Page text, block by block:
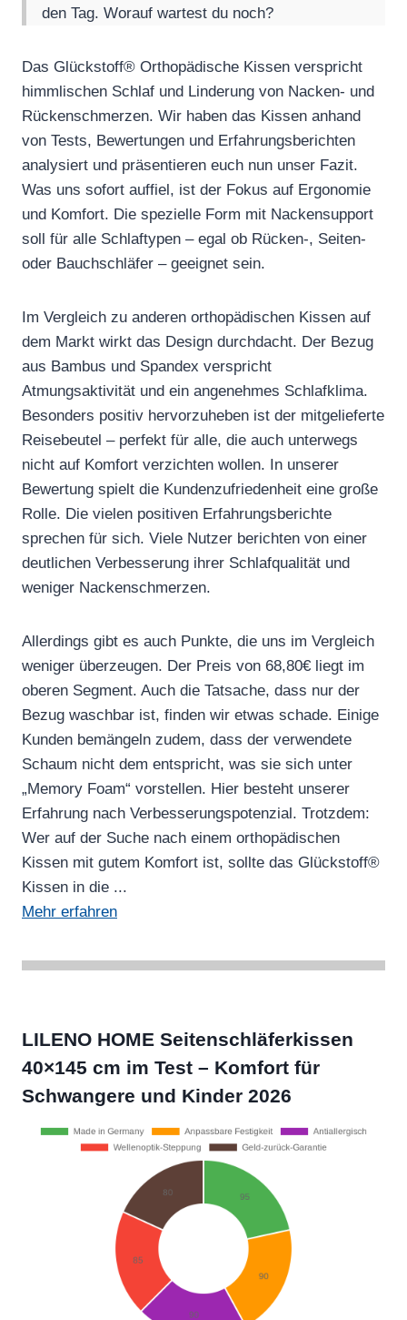
den Tag. Worauf wartest du noch?
Das Glückstoff® Orthopädische Kissen verspricht
himmlischen Schlaf und Linderung von Nacken- und
Rückenschmerzen. Wir haben das Kissen anhand
von Tests, Bewertungen und Erfahrungsberichten
analysiert und präsentieren euch nun unser Fazit.
Was uns sofort auffiel, ist der Fokus auf Ergonomie
und Komfort. Die spezielle Form mit Nackensupport
soll für alle Schlaftypen – egal ob Rücken-, Seiten-
oder Bauchschläfer – geeignet sein.
Im Vergleich zu anderen orthopädischen Kissen auf
dem Markt wirkt das Design durchdacht. Der Bezug
aus Bambus und Spandex verspricht
Atmungsaktivität und ein angenehmes Schlafklima.
Besonders positiv hervorzuheben ist der mitgelieferte
Reisebeutel – perfekt für alle, die auch unterwegs
nicht auf Komfort verzichten wollen. In unserer
Bewertung spielt die Kundenzufriedenheit eine große
Rolle. Die vielen positiven Erfahrungsberichte
sprechen für sich. Viele Nutzer berichten von einer
deutlichen Verbesserung ihrer Schlafqualität und
weniger Nackenschmerzen.
Allerdings gibt es auch Punkte, die uns im Vergleich
weniger überzeugen. Der Preis von 68,80€ liegt im
oberen Segment. Auch die Tatsache, dass nur der
Bezug waschbar ist, finden wir etwas schade. Einige
Kunden bemängeln zudem, dass der verwendete
Schaum nicht dem entspricht, was sie sich unter
„Memory Foam“ vorstellen. Hier besteht unserer
Erfahrung nach Verbesserungspotenzial. Trotzdem:
Wer auf der Suche nach einem orthopädischen
Kissen mit gutem Komfort ist, sollte das Glückstoff®
Kissen in die ...
Mehr erfahren
LILENO HOME Seitenschläferkissen
40×145 cm im Test – Komfort für
Schwangere und Kinder 2026